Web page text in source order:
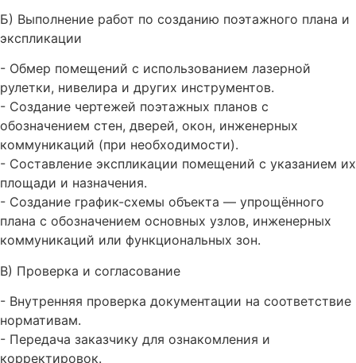
Б) Выполнение работ по созданию поэтажного плана и
экспликации
- Обмер помещений с использованием лазерной
рулетки, нивелира и других инструментов.
- Создание чертежей поэтажных планов с
обозначением стен, дверей, окон, инженерных
коммуникаций (при необходимости).
- Составление экспликации помещений с указанием их
площади и назначения.
- Создание график-схемы объекта — упрощённого
плана с обозначением основных узлов, инженерных
коммуникаций или функциональных зон.
В) Проверка и согласование
- Внутренняя проверка документации на соответствие
нормативам.
- Передача заказчику для ознакомления и
корректировок.